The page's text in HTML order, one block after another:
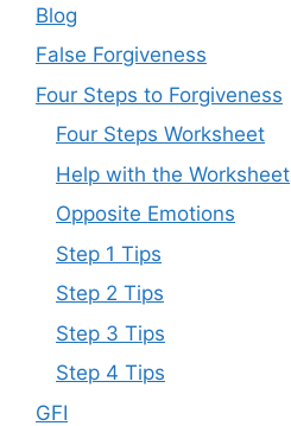
Blog
False Forgiveness
Four Steps to Forgiveness
Four Steps Worksheet
Help with the Worksheet
Opposite Emotions
Step 1 Tips
Step 2 Tips
Step 3 Tips
Step 4 Tips
GFI